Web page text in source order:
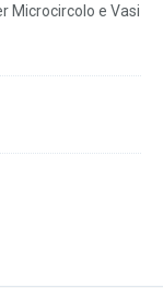
Microcircolo e Vasi